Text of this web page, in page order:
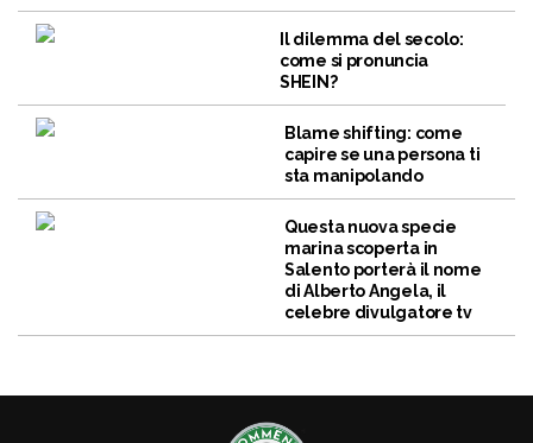
Il dilemma del secolo:
come si pronuncia
SHEIN?
Blame shifting: come
capire se una persona ti
sta manipolando
Questa nuova specie
marina scoperta in
Salento porterà il nome
di Alberto Angela, il
celebre divulgatore tv